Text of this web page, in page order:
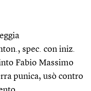
spec. con iniz.
Fabio Massimo
punica, usò contro